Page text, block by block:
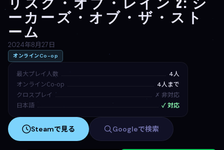
リスク・オブ・レイン 2: シ
ーカーズ・オブ・ザ・スト
ーム
2024年8月27日
オンラインCo-op
最大プレイ人数 4人
オンラインCo-op 4人まで
クロスプレイ ✗ 非対応
日本語 ✓ 対応
Steamで見る Googleで検索